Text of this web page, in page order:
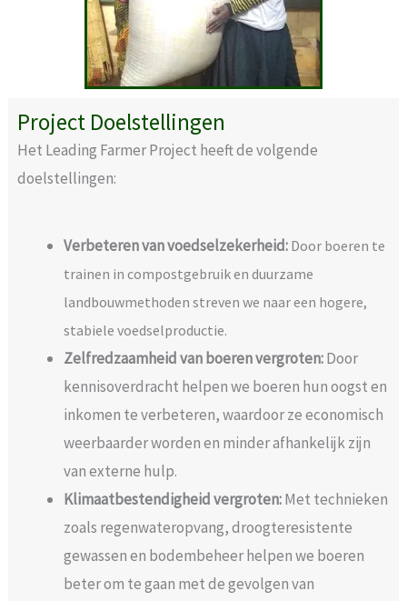
Project Doelstellingen
Het Leading Farmer Project heeft de volgende
doelstellingen:
Verbeteren van voedselzekerheid: Door boeren te
trainen in compostgebruik en duurzame
landbouwmethoden streven we naar een hogere,
stabiele voedselproductie.
Zelfredzaamheid van boeren vergroten:Door
kennisoverdracht helpen we boeren hun oogst en
inkomen te verbeteren, waardoor ze economisch
weerbaarder worden en minder afhankelijk zijn
van externe hulp.
Klimaatbestendigheid vergroten:Met technieken
zoals regenwateropvang, droogteresistente
gewassen en bodembeheer helpen we boeren
beter om te gaan met de gevolgen van